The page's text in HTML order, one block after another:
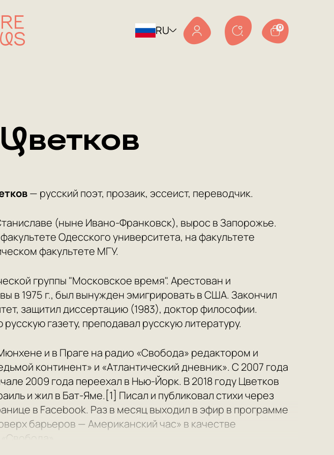
RU 0
— русский поэт, прозаик, эссеист, переводчик.
(ныне Ивано-Франковск), вырос в Запорожье.
Одесского университета, на факультете
факультете МГУ.
группы "Московское время". Арестован и
в 1975 г., был вынужден эмигрировать в США. Закончил
защитил диссертацию (1983), доктор философии.
газету, преподавал русскую литературу.
и в Праге на радио «Свобода» редактором и
континент» и «Атлантический дневник». С 2007 года
2009 года переехал в Нью-Йорк. В 2018 году Цветков
и жил в Бат-Яме.[1] Писал и публиковал стихи через
в Facebook. Раз в месяц выходил в эфир в программе
барьеров — Американский час» в качестве